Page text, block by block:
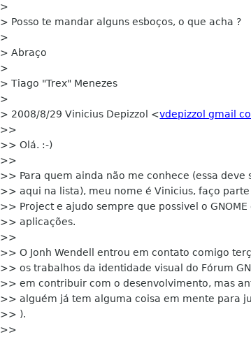
>
> Posso te mandar alguns esboços, o que acha ?
>
> Abraço
>
> Tiago "Trex" Menezes
>
> 2008/8/29 Vinicius Depizzol <vdepizzol gmail
>>
>> Olá. :-)
>>
>> Para quem ainda não me conhece (essa deve
>> aqui na lista), meu nome é Vinicius, faço parte
>> Project e ajudo sempre que possivel o
>> aplicações.
>>
>> O Jonh Wendell entrou em contato comigo
>> os trabalhos da identidade visual do Fórum
>> em contribuir com o desenvolvimento, mas
>> alguém já tem alguma coisa em mente para
>> ).
>>